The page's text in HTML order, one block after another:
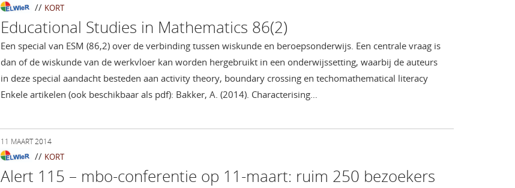
// KORT
Educational Studies in Mathematics 86(2)
Een special van ESM (86,2) over de verbinding tussen wiskunde en beroepsonderwijs. Een centrale vraag is
dan of de wiskunde van de werkvloer kan worden hergebruikt in een onderwijssetting, waarbij de auteurs
in deze special aandacht besteden aan activity theory, boundary crossing en techomathematical literacy
Enkele artikelen (ook beschikbaar als pdf): Bakker, A. (2014). Characterising…
11 MAART 2014
// KORT
Alert 115 – mbo-conferentie op 11-maart: ruim 250 bezoekers